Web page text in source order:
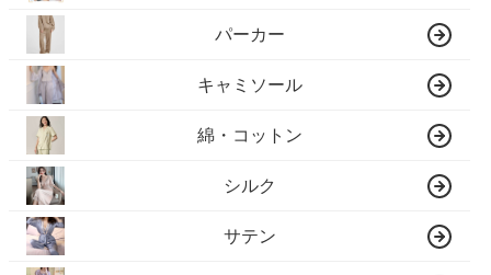
パーカー
キャミソール
綿・コットン
シルク
サテン